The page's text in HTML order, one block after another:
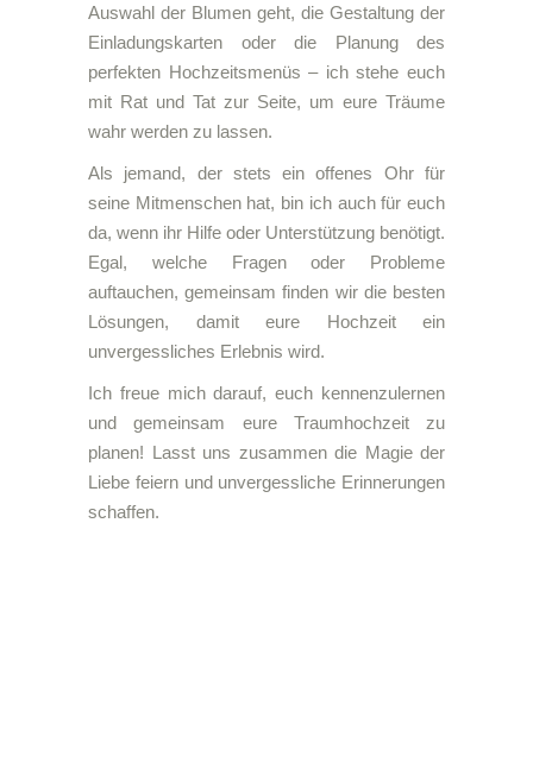
Auswahl der Blumen geht, die Gestaltung der
Einladungskarten oder die Planung des
perfekten Hochzeitsmenüs – ich stehe euch
mit Rat und Tat zur Seite, um eure Träume
wahr werden zu lassen.
Als jemand, der stets ein offenes Ohr für
seine Mitmenschen hat, bin ich auch für euch
da, wenn ihr Hilfe oder Unterstützung benötigt.
Egal, welche Fragen oder Probleme
auftauchen, gemeinsam finden wir die besten
Lösungen, damit eure Hochzeit ein
unvergessliches Erlebnis wird.
Ich freue mich darauf, euch kennenzulernen
und gemeinsam eure Traumhochzeit zu
planen! Lasst uns zusammen die Magie der
Liebe feiern und unvergessliche Erinnerungen
schaffen.